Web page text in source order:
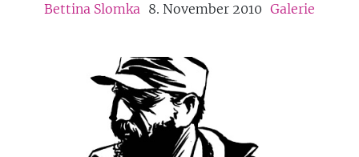
Bettina Slomka 8. November 2010 Galerie